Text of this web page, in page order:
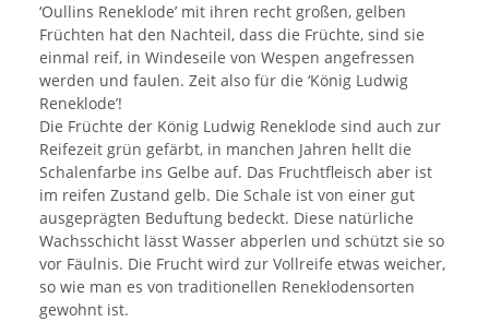
‘Oullins Reneklode’ mit ihren recht großen, gelben
Früchten hat den Nachteil, dass die Früchte, sind sie
einmal reif, in Windeseile von Wespen angefressen
werden und faulen. Zeit also für die ‘König Ludwig
Reneklode’!
Die Früchte der König Ludwig Reneklode sind auch zur
Reifezeit grün gefärbt, in manchen Jahren hellt die
Schalenfarbe ins Gelbe auf. Das Fruchtfleisch aber ist
im reifen Zustand gelb. Die Schale ist von einer gut
ausgeprägten Beduftung bedeckt. Diese natürliche
Wachsschicht lässt Wasser abperlen und schützt sie so
vor Fäulnis. Die Frucht wird zur Vollreife etwas weicher,
so wie man es von traditionellen Reneklodensorten
gewohnt ist.